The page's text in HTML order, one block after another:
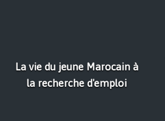
La vie du jeune Marocain à
la recherche d'emploi